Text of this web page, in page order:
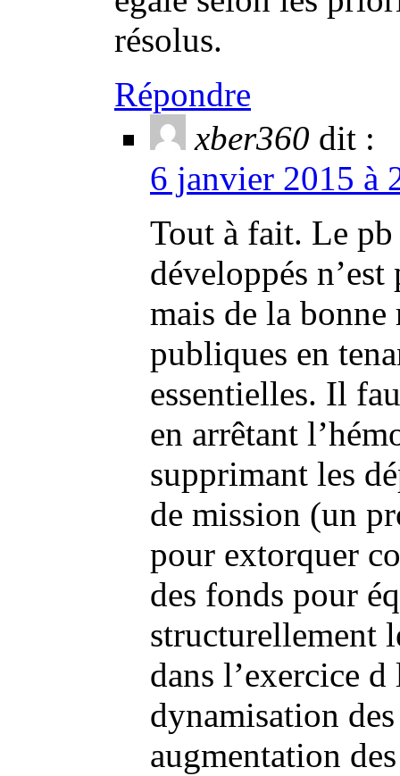
résolus.
Répondre
xber360 dit :
6 janvier 2015 à
Tout à fait. Le pb
développés
mais de la bonne
publiques en
essentielles. Il
en arrêtant
supprimant les
de mission (un
pour extorquer
des fonds pour
structurellement
dans l’exercice
dynamisation
augmentation